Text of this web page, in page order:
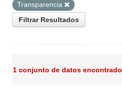
Transparencia
Filtrar Resultados
1 conjunto de datos encontrado